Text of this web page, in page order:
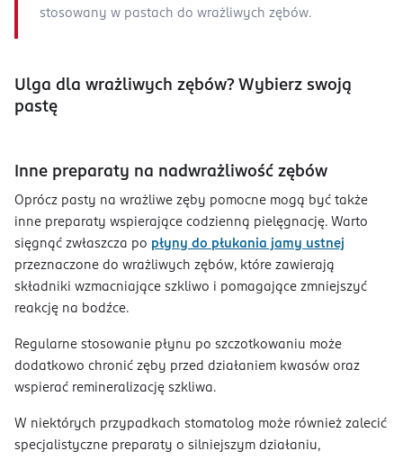
stosowany w pastach do wrażliwych zębów.
Ulga dla wrażliwych zębów? Wybierz swoją
pastę
Inne preparaty na nadwrażliwość zębów
Oprócz pasty na wrażliwe zęby pomocne mogą być także
inne preparaty wspierające codzienną pielęgnację. Warto
sięgnąć zwłaszcza po płyny do płukania jamy ustnej
przeznaczone do wrażliwych zębów, które zawierają
składniki wzmacniające szkliwo i pomagające zmniejszyć
reakcję na bodźce.
Regularne stosowanie płynu po szczotkowaniu może
dodatkowo chronić zęby przed działaniem kwasów oraz
wspierać remineralizację szkliwa.
W niektórych przypadkach stomatolog może również zalecić
specjalistyczne preparaty o silniejszym działaniu,